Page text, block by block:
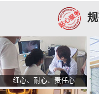
细心、耐心、责任心